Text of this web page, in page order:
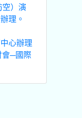
空）演
理。
心辦理
會─國際